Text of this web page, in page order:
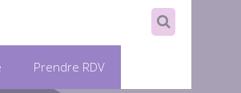
Prendre RDV